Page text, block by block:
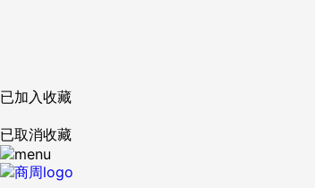
已加入收藏
已取消收藏